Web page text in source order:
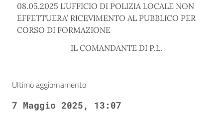
08.05.2025 L’UFFICIO DI POLIZIA LOCALE NON
EFFETTUERA’ RICEVIMENTO AL PUBBLICO PER
CORSO DI FORMAZIONE
IL COMANDANTE DI P.L.
Ultimo aggiornamento
7 Maggio 2025, 13:07